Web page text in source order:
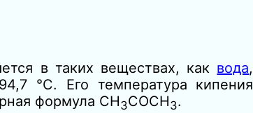
в таких веществах, как вода,
°C. Его температура кипения
формула CH3COCH3.